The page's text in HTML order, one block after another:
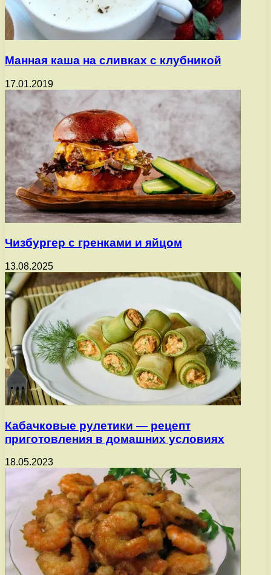
Манная каша на сливках с клубникой
17.01.2019
Чизбургер с гренками и яйцом
13.08.2025
Кабачковые рулетики — рецепт
приготовления в домашних условиях
18.05.2023